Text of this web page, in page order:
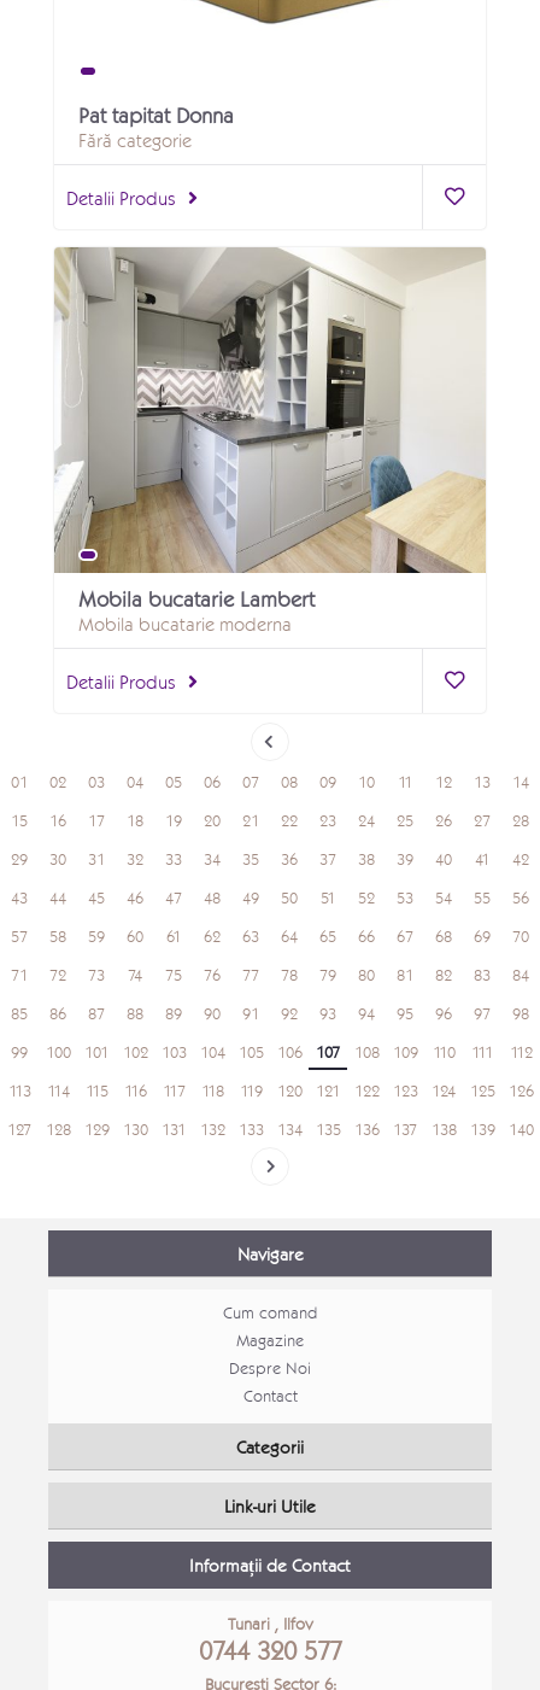
Pat tapitat Donna
Fără categorie
Detalii Produs
Mobila bucatarie Lambert
Mobila bucatarie moderna
Detalii Produs
01 02 03 04 05 06 07 08 09 10 11 12 13
14
15
16 17 18 19 20 21 22 23 24 25 26 27
28
29
30 31 32 33 34 35 36 37 38 39 40 41
42
43
44 45 46 47 48 49 50 51 52 53 54 55
56
57
58 59 60 61 62 63 64 65 66 67 68 69
70
71
72 73 74 75 76 77 78 79 80 81 82 83
84
85
86 87 88 89 90 91 92 93 94 95 96 97
98
99
100 101 102 103 104 105 106 107 108 109 110 111
112
113
114 115 116 117 118 119 120 121 122 123 124 125
126
127
128 129 130 131 132 133 134 135 136 137 138 139 140
Navigare
Cum comand
Magazine
Despre Noi
Contact
Categorii
Link-uri Utile
Informații de Contact
Tunari , Ilfov
0744 320 577
Bucuresti Sector 6: